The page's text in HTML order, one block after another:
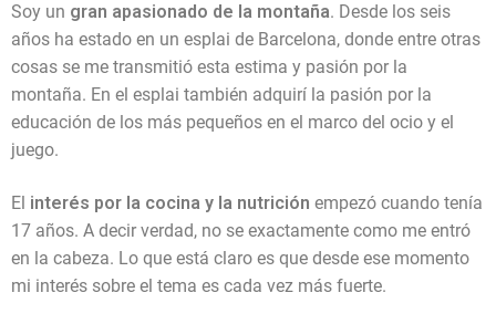
Soy un gran apasionado de la montaña. Desde los seis
años ha estado en un esplai de Barcelona, donde entre otras
cosas se me transmitió esta estima y pasión por la
montaña. En el esplai también adquirí la pasión por la
educación de los más pequeños en el marco del ocio y el
juego.
El interés por la cocina y la nutrición empezó cuando tenía
17 años. A decir verdad, no se exactamente como me entró
en la cabeza. Lo que está claro es que desde ese momento
mi interés sobre el tema es cada vez más fuerte.